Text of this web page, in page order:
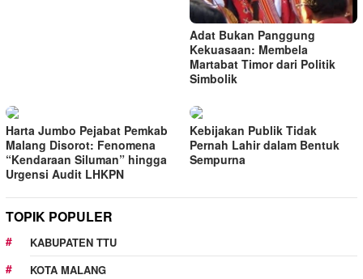
Adat Bukan Panggung
Kekuasaan: Membela
Martabat Timor dari Politik
Simbolik
Harta Jumbo Pejabat Pemkab
Malang Disorot: Fenomena
“Kendaraan Siluman” hingga
Urgensi Audit LHKPN
Kebijakan Publik Tidak
Pernah Lahir dalam Bentuk
Sempurna
TOPIK POPULER
KABUPATEN TTU
KOTA MALANG